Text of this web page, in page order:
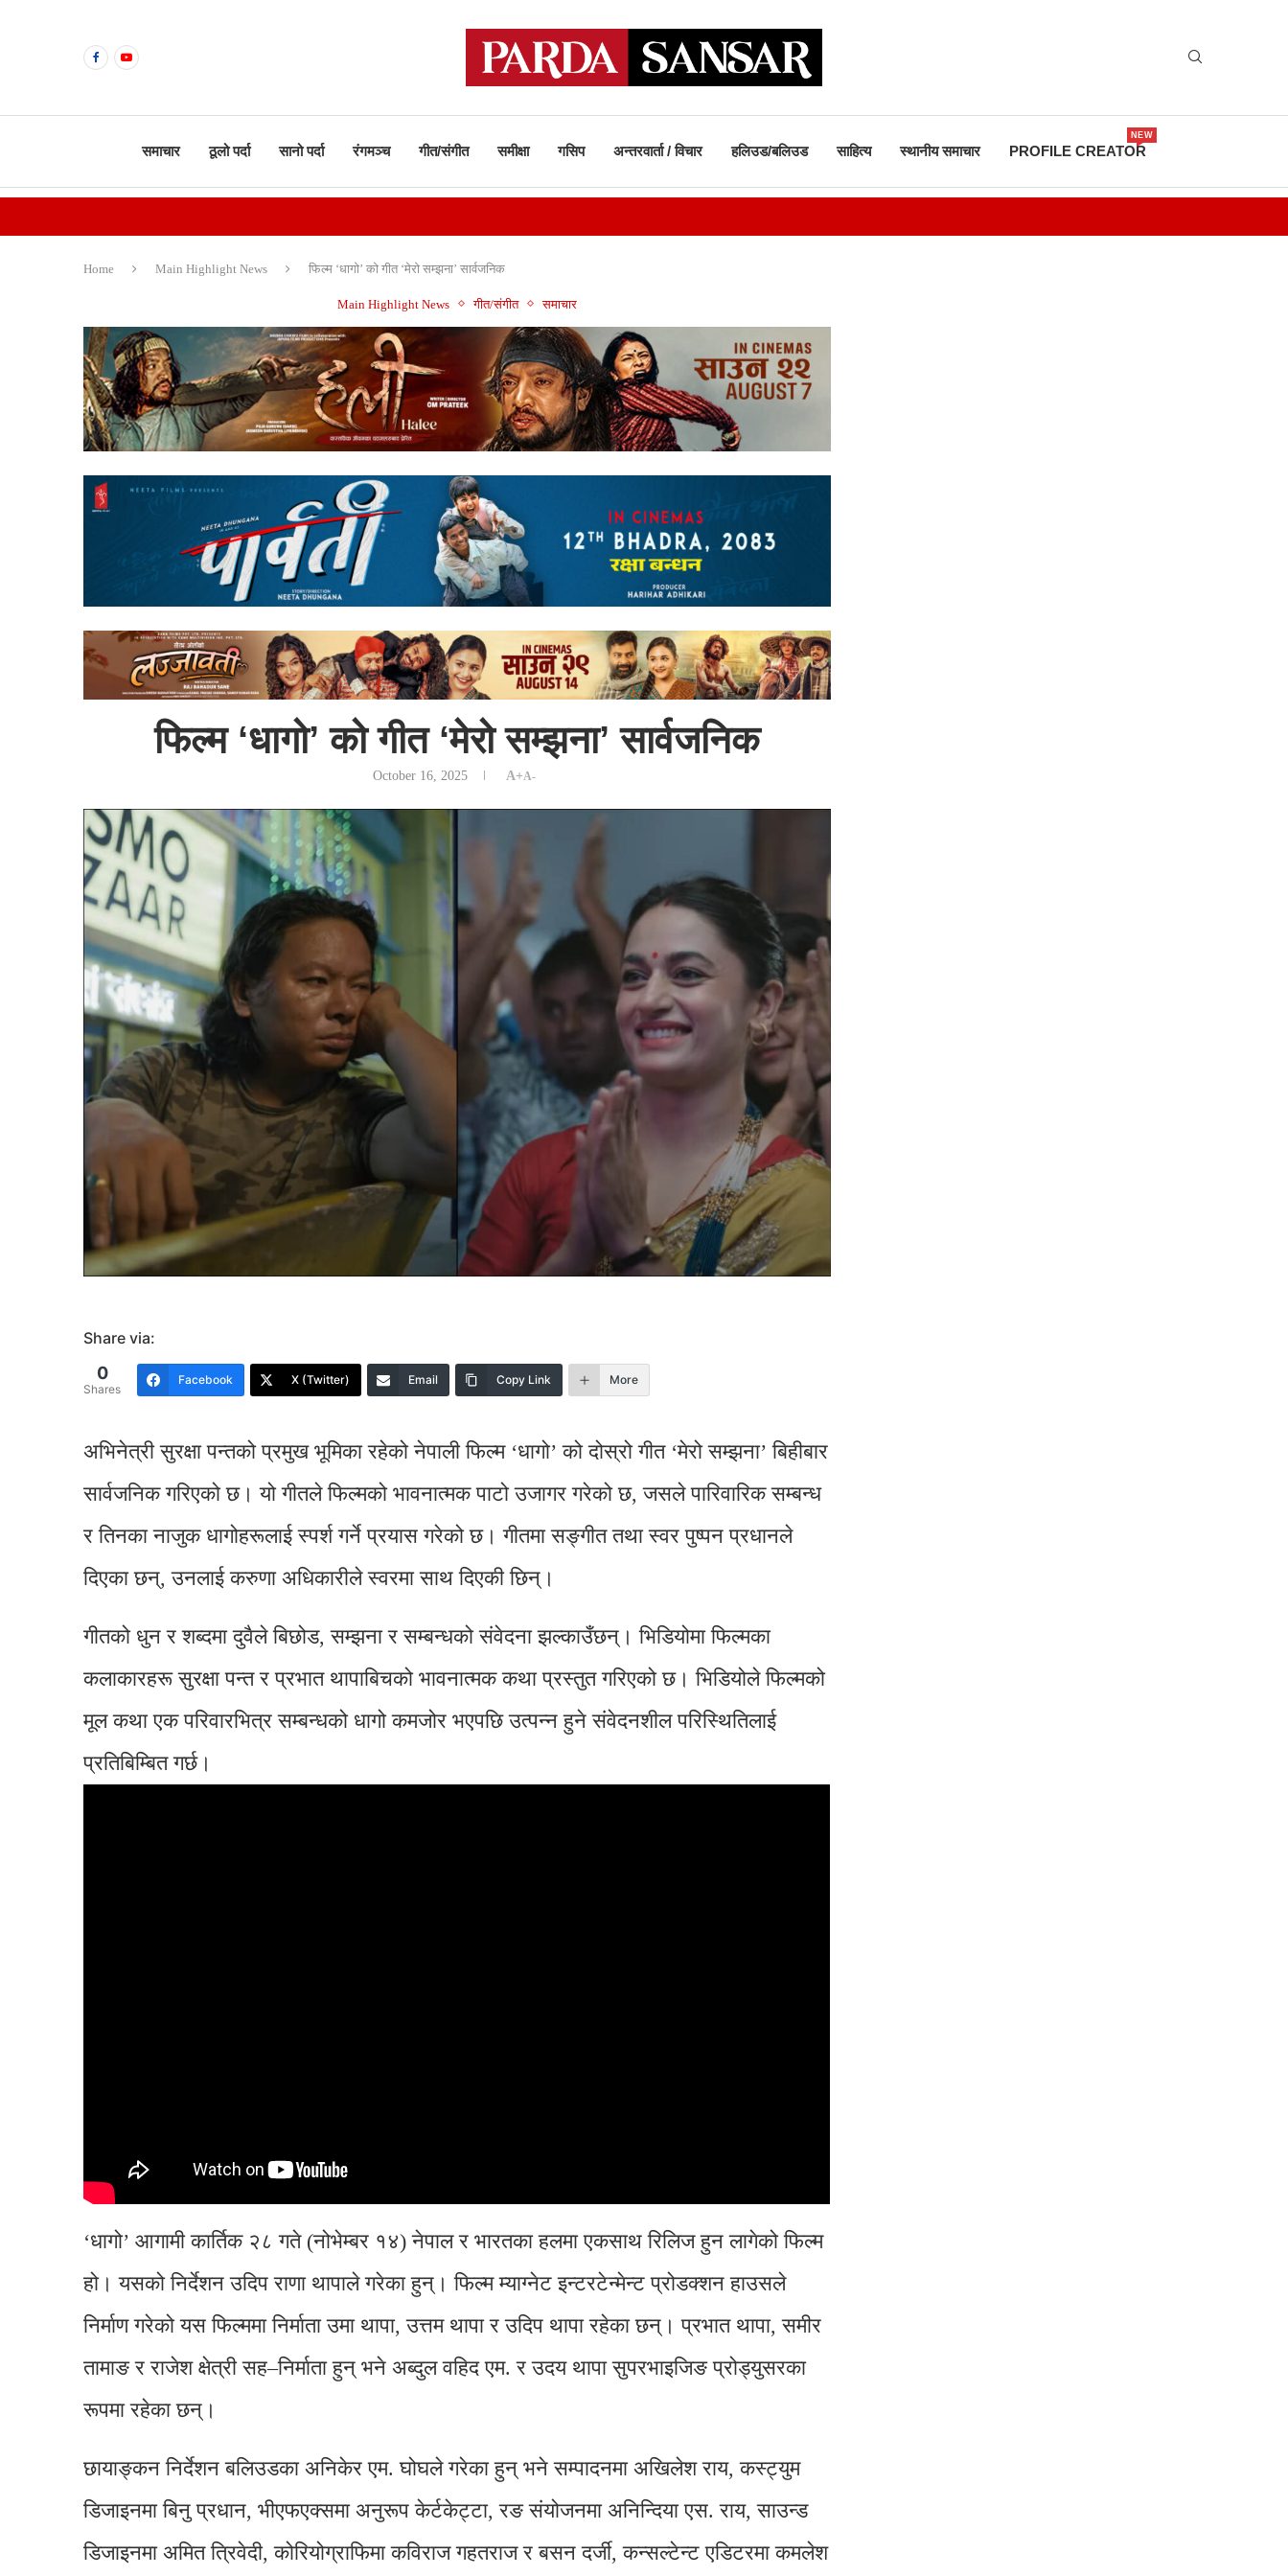
समाचार ठूलो पर्दा सानो पर्दा रंगमञ्च गीत/संगीत समीक्षा गसिप अन्तरवार्ता / विचार हलिउड/बलिउड साहित्य स्थानीय समाचार PROFILE CREATOR
NEW
Home Main Highlight News फिल्म ‘धागो’ को गीत ‘मेरो सम्झना’ सार्वजनिक
Main Highlight News गीत/संगीत समाचार
फिल्म ‘धागो’ को गीत ‘मेरो सम्झना’ सार्वजनिक
October 16, 2025 A+A-
Share via:
0
Shares
Facebook X (Twitter) Email Copy Link More
अभिनेत्री सुरक्षा पन्तको प्रमुख भूमिका रहेको नेपाली फिल्म ‘धागो’ को दोस्रो गीत ‘मेरो सम्झना’ बिहीबार
सार्वजनिक गरिएको छ। यो गीतले फिल्मको भावनात्मक पाटो उजागर गरेको छ, जसले पारिवारिक सम्बन्ध
र तिनका नाजुक धागोहरूलाई स्पर्श गर्ने प्रयास गरेको छ। गीतमा सङ्गीत तथा स्वर पुष्पन प्रधानले
दिएका छन्, उनलाई करुणा अधिकारीले स्वरमा साथ दिएकी छिन्।
गीतको धुन र शब्दमा दुवैले बिछोड, सम्झना र सम्बन्धको संवेदना झल्काउँछन्। भिडियोमा फिल्मका
कलाकारहरू सुरक्षा पन्त र प्रभात थापाबिचको भावनात्मक कथा प्रस्तुत गरिएको छ। भिडियोले फिल्मको
मूल कथा एक परिवारभित्र सम्बन्धको धागो कमजोर भएपछि उत्पन्न हुने संवेदनशील परिस्थितिलाई
प्रतिबिम्बित गर्छ।
‘धागो’ आगामी कार्तिक २८ गते (नोभेम्बर १४) नेपाल र भारतका हलमा एकसाथ रिलिज हुन लागेको फिल्म
हो। यसको निर्देशन उदिप राणा थापाले गरेका हुन्। फिल्म म्याग्नेट इन्टरटेन्मेन्ट प्रोडक्शन हाउसले
निर्माण गरेको यस फिल्ममा निर्माता उमा थापा, उत्तम थापा र उदिप थापा रहेका छन्। प्रभात थापा, समीर
तामाङ र राजेश क्षेत्री सह–निर्माता हुन् भने अब्दुल वहिद एम. र उदय थापा सुपरभाइजिङ प्रोड्युसरका
रूपमा रहेका छन्।
छायाङ्कन निर्देशन बलिउडका अनिकेर एम. घोघले गरेका हुन् भने सम्पादनमा अखिलेश राय, कस्ट्युम
डिजाइनमा बिनु प्रधान, भीएफएक्समा अनुरूप केर्टकेट्टा, रङ संयोजनमा अनिन्दिया एस. राय, साउन्ड
डिजाइनमा अमित त्रिवेदी, कोरियोग्राफिमा कविराज गहतराज र बसन दर्जी, कन्सल्टेन्ट एडिटरमा कमलेश